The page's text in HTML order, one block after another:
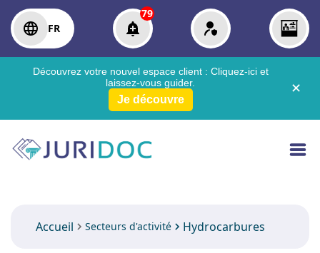
FR
79
Découvrez votre nouvel espace client : Cliquez-ici et
laissez-vous guider.
Je découvre
✕
Accueil Secteurs d'activité Hydrocarbures